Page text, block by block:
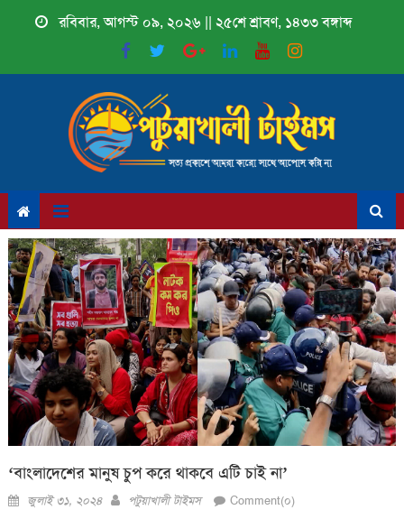
রবিবার, আগস্ট ০৯, ২০২৬ || ২৫শে শ্রাবণ, ১৪৩৩ বঙ্গাব্দ
‘বাংলাদেশের মানুষ চুপ করে থাকবে এটি চাই না’
Posted
জুলাই ৩১, ২০২৪ Author
পটুয়াখালী টাইমস Comment(০)